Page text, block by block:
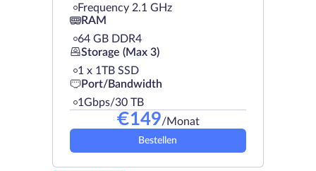
Frequency 2.1 GHz
RAM
64 GB DDR4
Storage (Max 3)
1 х 1TB SSD
Port/Bandwidth
1Gbps/30 TB
€149/Monat
Bestellen